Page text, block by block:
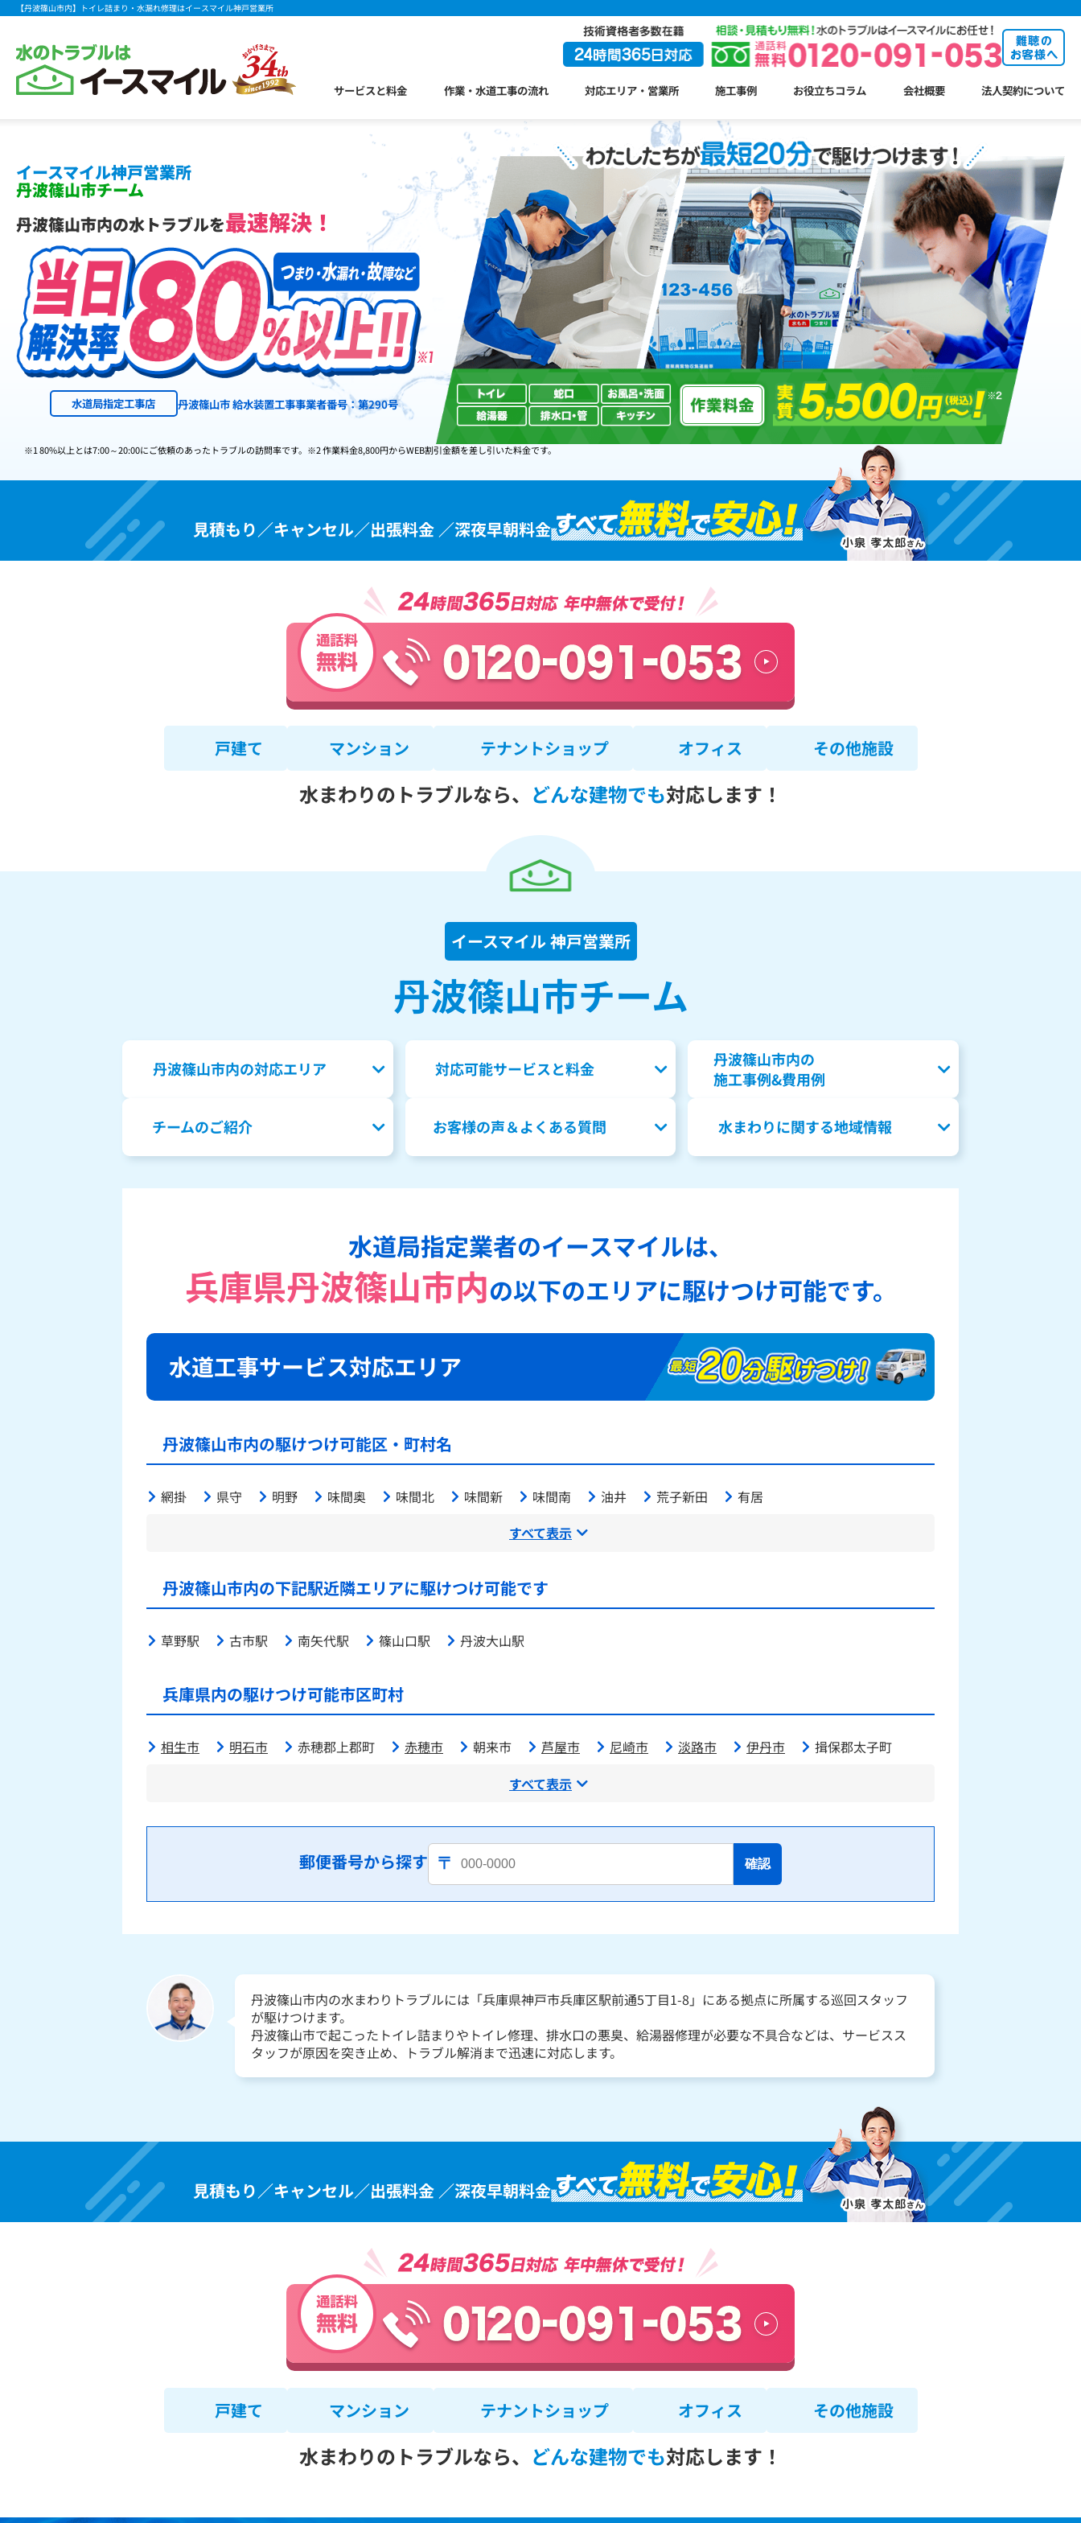
【丹波篠山市内】トイレ詰まり・水漏れ修理はイースマイル神戸営業所
サービスと料金 作業・水道工事の流れ 対応エリア・営業所 施工事例 お役立ちコラム 会社概要 法人契約について
イースマイル神戸営業所
丹波篠山市チーム
丹波篠山市内の水トラブルを最速解決！
水道局指定工事店 丹波篠山市 給水装置工事事業者番号：第290号
※1 80%以上とは7:00～20:00にご依頼のあったトラブルの訪問率です。 ※2 作業料金8,800円からWEB割引金額を差し引いた料金です。
見積もり／キャンセル／出張料金 ／深夜早朝料金
戸建て マンション テナントショップ オフィス その他施設
水まわりのトラブルなら、 どんな建物でも対応します！
イースマイル 神戸営業所
丹波篠山市チーム
丹波篠山市内の対応エリア 対応可能サービスと料金
丹波篠山市内の
施工事例&費用例
チームのご紹介 お客様の声＆よくある質問 水まわりに関する地域情報
水道局指定業者のイースマイルは、
兵庫県丹波篠山市内の以下のエリアに駆けつけ可能です。
水道工事サービス対応エリア
丹波篠山市内の駆けつけ可能区・町村名
網掛 県守 明野 味間奥 味間北 味間新 味間南 油井 荒子新田
有居
すべて表示
丹波篠山市内の下記駅近隣エリアに駆けつけ可能です
草野駅 古市駅 南矢代駅 篠山口駅 丹波大山駅
兵庫県内の駆けつけ可能市区町村
相生市 明石市 赤穂郡上郡町 赤穂市 朝来市 芦屋市 尼崎市 淡路市 伊丹市
揖保郡太子町
すべて表示
郵便番号から探す 確認
丹波篠山市内の水まわりトラブルには「兵庫県神戸市兵庫区駅前通5丁目1-8」にある拠点に所属する巡回スタッフ
が駆けつけます。
丹波篠山市で起こったトイレ詰まりやトイレ修理、排水口の悪臭、給湯器修理が必要な不具合などは、サービスス
タッフが原因を突き止め、トラブル解消まで迅速に対応します。
見積もり／キャンセル／出張料金 ／深夜早朝料金
戸建て マンション テナントショップ オフィス その他施設
水まわりのトラブルなら、 どんな建物でも対応します！